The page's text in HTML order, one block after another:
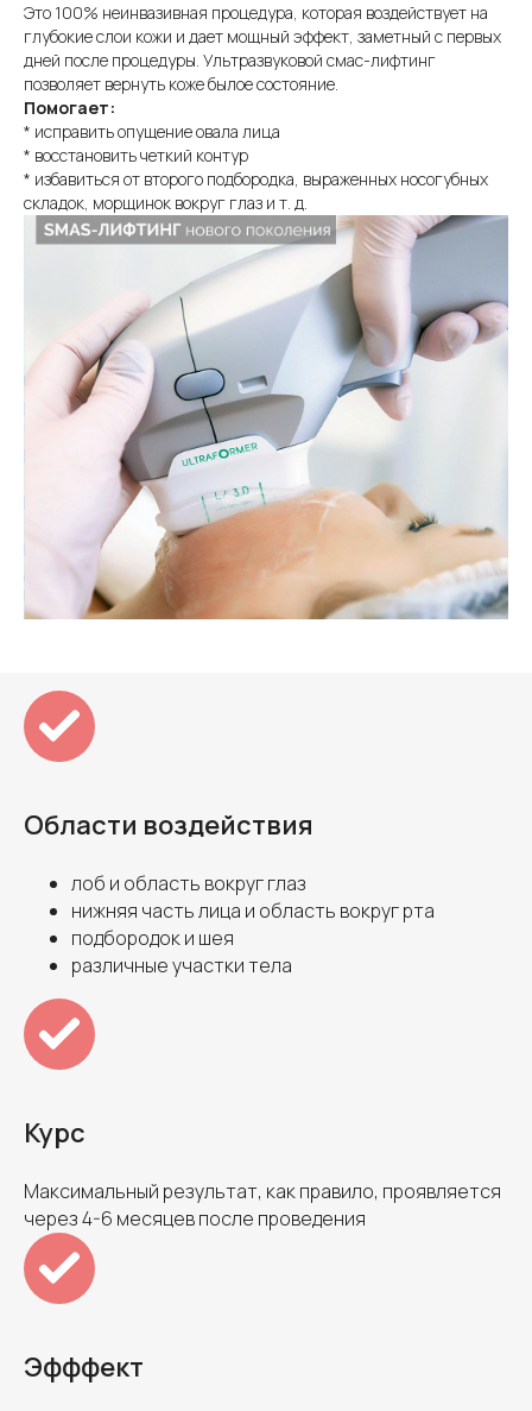
Это 100% неинвазивная процедура, которая воздействует на
глубокие слои кожи и дает мощный эффект, заметный с первых
дней после процедуры. Ультразвуковой смас-лифтинг
позволяет вернуть коже былое состояние.
Помогает:
* исправить опущение овала лица
* восстановить четкий контур
* избавиться от второго подбородка, выраженных носогубных
складок, морщинок вокруг глаз и т. д.
Области воздействия
лоб и область вокруг глаз
нижняя часть лица и область вокруг рта
подбородок и шея
различные участки тела
Курс
Максимальный результат, как правило, проявляется
через 4-6 месяцев после проведения
Эфффект